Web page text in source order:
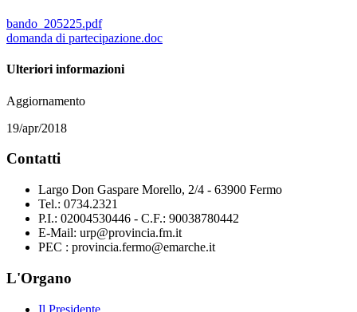
bando_205225.pdf
domanda di partecipazione.doc
Ulteriori informazioni
Aggiornamento
19/apr/2018
Contatti
Largo Don Gaspare Morello, 2/4 - 63900 Fermo
Tel.: 0734.2321
P.I.: 02004530446 - C.F.: 90038780442
E-Mail: urp@provincia.fm.it
PEC : provincia.fermo@emarche.it
L'Organo
Il Presidente